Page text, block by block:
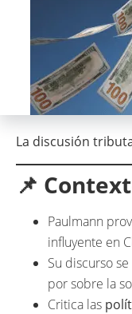
La discusión
📌
Paulmann
influyente en
Su discurso
por sobre la
Critica las